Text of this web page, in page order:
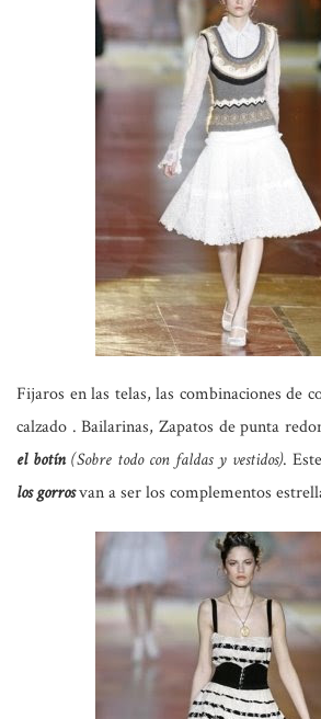
Fijaros en las telas, las combinaciones de
calzado . Bailarinas, Zapatos de punta
el botín(Sobre todo con faldas y vestidos).
los gorrosvan a ser los complementos